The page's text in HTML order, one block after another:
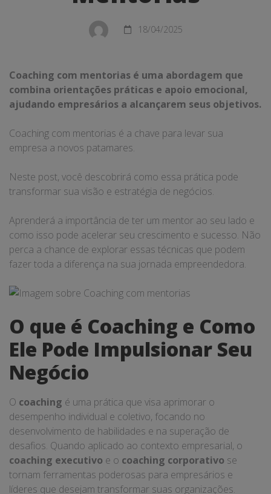
18/04/2025
Coaching com mentorias é uma abordagem que
combina orientações práticas e apoio emocional,
ajudando empresários a alcançarem seus objetivos.
Coaching com mentorias é a chave para levar sua
empresa a novos patamares.
Neste post, você descobrirá como essa prática pode
transformar sua visão e estratégia de negócios.
Aprenderá a importância de ter um mentor ao seu lado e
como isso pode acelerar seu crescimento e sucesso. Não
perca a chance de explorar essas técnicas que podem
fazer toda a diferença na sua jornada empreendedora.
O que é Coaching e Como
Ele Pode Impulsionar Seu
Negócio
O coaching é uma prática que visa aprimorar o
desempenho individual e coletivo, focando no
desenvolvimento de habilidades e na superação de
desafios. Quando aplicado ao contexto empresarial, o
coaching executivo e o coaching corporativo se
tornam ferramentas poderosas para empresários e
líderes que desejam transformar suas organizações.